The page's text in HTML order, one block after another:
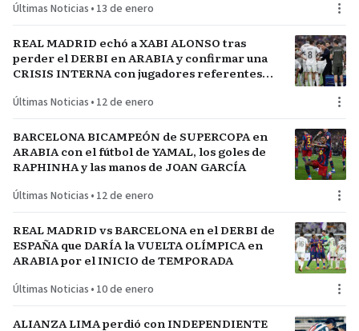
Últimas Noticias • 13 de enero
REAL MADRID echó a XABI ALONSO tras
perder el DERBI en ARABIA y confirmar una
CRISIS INTERNA con jugadores referentes
Últimas Noticias • 12 de enero
BARCELONA BICAMPEÓN de SUPERCOPA en
ARABIA con el fútbol de YAMAL, los goles de
RAPHINHA y las manos de JOAN GARCÍA
Últimas Noticias • 12 de enero
REAL MADRID vs BARCELONA en el DERBI de
ESPAÑA que DARÍA la VUELTA OLÍMPICA en
ARABIA por el INICIO de TEMPORADA
Últimas Noticias • 10 de enero
ALIANZA LIMA perdió con INDEPENDIENTE